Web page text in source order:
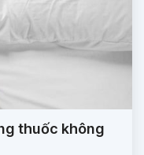
thuốc không